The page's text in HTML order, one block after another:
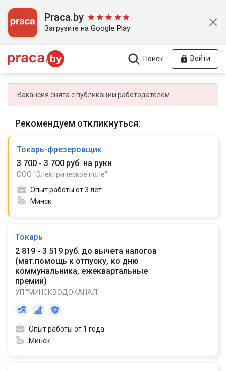
Praca.by
Загрузите на Google Play
Поиск Войти
Вакансия снята с публикации работодателем
Рекомендуем откликнуться:
Токарь-фрезеровщик
3 700 - 3 700 руб. на руки
ООО "Электрическое поле"
Опыт работы от 3 лет
Минск
Токарь
2 819 - 3 519 руб. до вычета налогов
(мат.помощь к отпуску, ко дню
коммунальника, ежеквартальные
премии)
УП "МИНСКВОДОКАНАЛ"
Опыт работы от 1 года
Минск